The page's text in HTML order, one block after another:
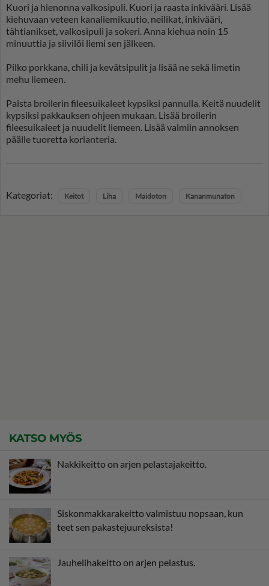
Kuori ja hienonna valkosipuli. Kuori ja raasta inkivääri. Lisää
kiehuvaan veteen kanaliemikuutio, neilikat, inkivääri,
tähtianikset, valkosipuli ja sokeri. Anna kiehua noin 15
minuuttia ja siivilöi liemi sen jälkeen.
Pilko porkkana, chili ja kevätsipulit ja lisää ne sekä limetin
mehu liemeen.
Paista broilerin fileesuikaleet kypsiksi pannulla. Keitä nuudelit
kypsiksi pakkauksen ohjeen mukaan. Lisää broilerin
fileesuikaleet ja nuudelit liemeen. Lisää valmiin annoksen
päälle tuoretta korianteria.
Kategoriat: Keitot Liha Maidoton Kananmunaton
KATSO MYÖS
Nakkikeitto on arjen pelastajakeitto.
Siskonmakkarakeitto valmistuu nopsaan, kun
teet sen pakastejuureksista!
Jauhelihakeitto on arjen pelastus.